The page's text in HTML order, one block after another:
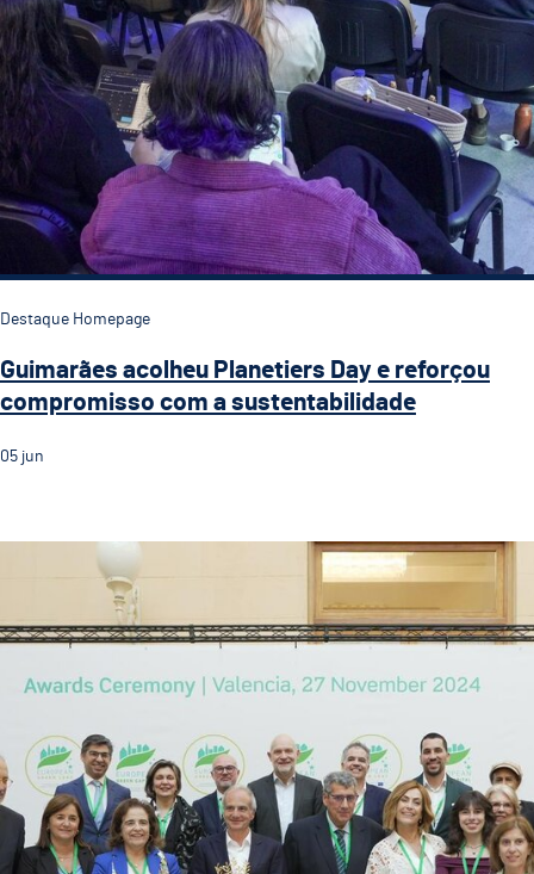
Destaque Homepage
Guimarães acolheu Planetiers Day e reforçou
compromisso com a sustentabilidade
05 jun
Com o título de CVE 2026 Guimarães terá ainda